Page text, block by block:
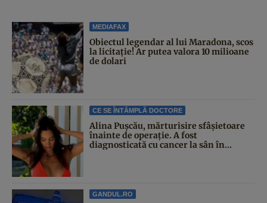
MEDIAFAX
Obiectul legendar al lui Maradona, scos
la licitație! Ar putea valora 10 milioane
de dolari
CE SE ÎNTÂMPLĂ DOCTORE
Alina Pușcău, mărturisire sfâșietoare
înainte de operație. A fost
diagnosticată cu cancer la sân în...
GANDUL.RO